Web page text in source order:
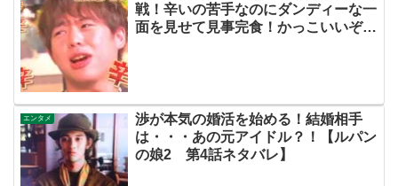
戦！辛いの苦手なのにダンディーな一
面を見せて見事完食！かっこいいぞ！
エンタメ
渉が本気の婚活を始める！結婚相手
は・・・あの元アイドル？！【ルパン
の娘2 第4話ネタバレ】